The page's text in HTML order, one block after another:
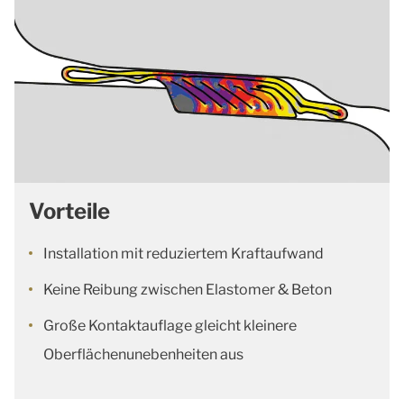
Vorteile
Installation mit reduziertem Kraftaufwand
Keine Reibung zwischen Elastomer & Beton
Große Kontaktauflage gleicht kleinere
Oberflächenunebenheiten aus